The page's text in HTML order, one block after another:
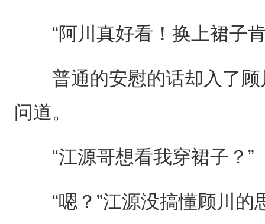
“阿川真好看！换上裙子肯
普通的安慰的话却入了顾
问道。
“江源哥想看我穿裙子？”
“嗯？”江源没搞懂顾川的